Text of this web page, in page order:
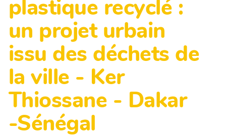
plastique recyclé :
un projet urbain
issu des déchets de
la ville - Ker
Thiossane - Dakar
-Sénégal